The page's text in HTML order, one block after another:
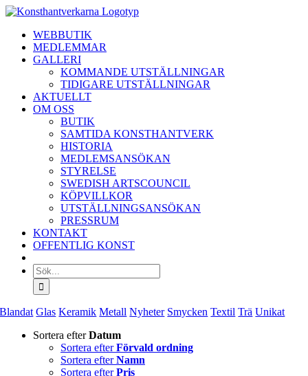
Fortsätt
innehålletWEBBUTIK
MEDLEMMAR
GALLERI
KOMMANDE UTSTÄLLNINGAR
TIDIGARE UTSTÄLLNINGAR
AKTUELLT
OM OSS
BUTIK
SAMTIDA KONSTHANTVERK
HISTORIA
MEDLEMSANSÖKAN
STYRELSE
SWEDISH ARTSCOUNCIL
KÖPVILLKOR
UTSTÄLLNINGSANSÖKAN
PRESSRUM
KONTAKT
OFFENTLIG KONST
Sök
efter:
Blandat Glas Keramik Metall Nyheter Smycken Textil Trä Unikat
Sortera efterDatum
Sortera efterFörvald ordning
Sortera efterNamn
Sortera efterPris